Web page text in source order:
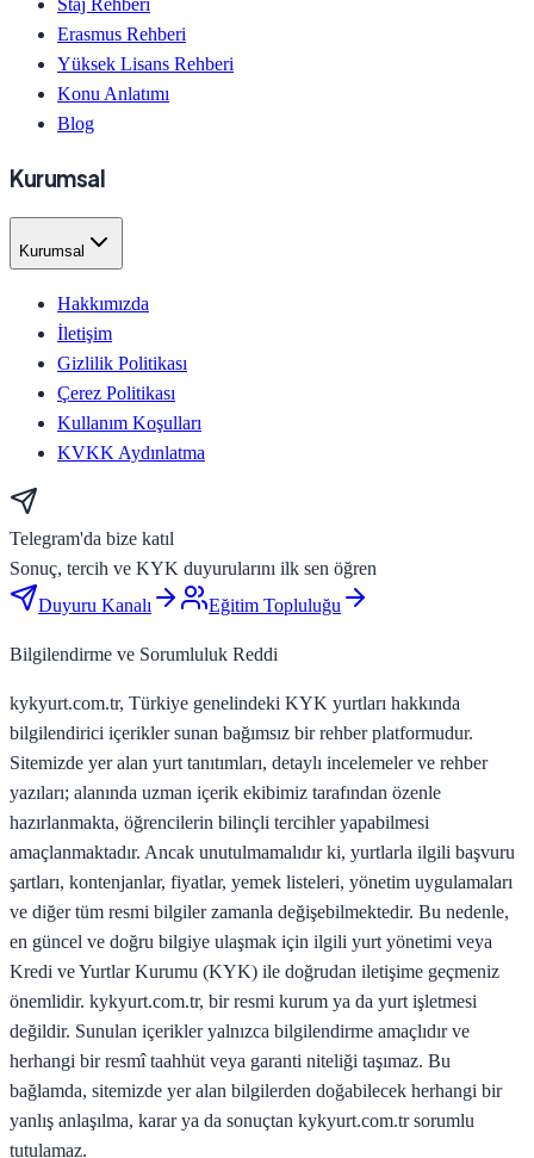
Staj Rehberi
Erasmus Rehberi
Yüksek Lisans Rehberi
Konu Anlatımı
Blog
Kurumsal
Kurumsal
Hakkımızda
İletişim
Gizlilik Politikası
Çerez Politikası
Kullanım Koşulları
KVKK Aydınlatma
Telegram'da bize katıl
Sonuç, tercih ve KYK duyurularını ilk sen öğren
Duyuru Kanalı
Eğitim Topluluğu
Bilgilendirme ve Sorumluluk Reddi
kykyurt.com.tr, Türkiye genelindeki KYK yurtları hakkında
bilgilendirici içerikler sunan bağımsız bir rehber platformudur.
Sitemizde yer alan yurt tanıtımları, detaylı incelemeler ve rehber
yazıları; alanında uzman içerik ekibimiz tarafından özenle
hazırlanmakta, öğrencilerin bilinçli tercihler yapabilmesi
amaçlanmaktadır. Ancak unutulmamalıdır ki, yurtlarla ilgili başvuru
şartları, kontenjanlar, fiyatlar, yemek listeleri, yönetim uygulamaları
ve diğer tüm resmi bilgiler zamanla değişebilmektedir. Bu nedenle,
en güncel ve doğru bilgiye ulaşmak için ilgili yurt yönetimi veya
Kredi ve Yurtlar Kurumu (KYK) ile doğrudan iletişime geçmeniz
önemlidir. kykyurt.com.tr, bir resmi kurum ya da yurt işletmesi
değildir. Sunulan içerikler yalnızca bilgilendirme amaçlıdır ve
herhangi bir resmî taahhüt veya garanti niteliği taşımaz. Bu
bağlamda, sitemizde yer alan bilgilerden doğabilecek herhangi bir
yanlış anlaşılma, karar ya da sonuçtan kykyurt.com.tr sorumlu
tutulamaz.